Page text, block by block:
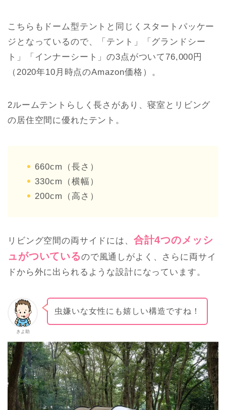
こちらもドーム型テントと同じくスタートパッケー
ジとなっているので、「テント」「グランドシー
ト」「インナーシート」の3点がついて76,000円
（2020年10月時点のAmazon価格）。
2ルームテントらしく長さがあり、寝室とリビング
の居住空間に優れたテント。
660cm（長さ）
330cm（横幅）
200cm（高さ）
リビング空間の両サイドには、 合計4つのメッシ
ュがついているので風通しがよく、さらに両サイ
ドから外に出られるような設計になっています。
きよ助
虫嫌いな女性にも嬉しい構造ですね！